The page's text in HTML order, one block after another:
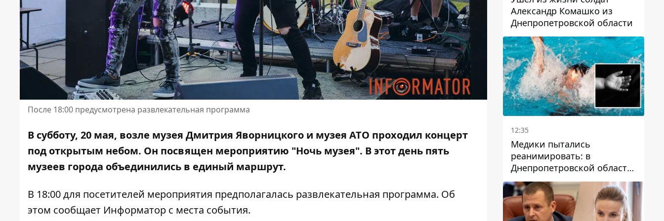
После 18:00 предусмотрена развлекательная программа
В субботу, 20 мая, возле музея Дмитрия Яворницкого и музея АТО проходил концерт
под открытым небом. Он посвящен мероприятию "Ночь музея". В этот день пять
музеев города объединились в единый маршрут.
В 18:00 для посетителей мероприятия предполагалась развлекательная программа. Об
этом сообщает Информатор с места события.
Александр Комашко из
Днепропетровской области
12:35
Медики пытались
реанимировать: в
Днепропетровской области
двухлетний мальчик утонул
в бассейне